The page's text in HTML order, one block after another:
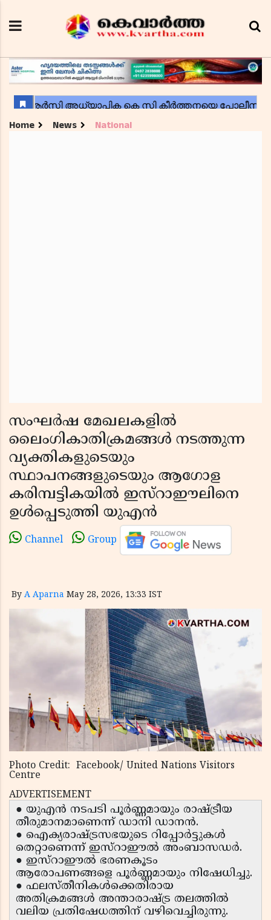
Home News National
സംഘർഷ മേഖലകളിൽ
ലൈംഗികാതിക്രമങ്ങൾ നടത്തുന്ന
വ്യക്തികളുടെയും
സ്ഥാപനങ്ങളുടെയും ആഗോള
കരിമ്പട്ടികയിൽ ഇസ്റാഈലിനെ
ഉൾപ്പെടുത്തി യുഎൻ
Channel Group
By A Aparna May 28, 2026, 13:33 IST
Photo Credit: Facebook/ United Nations Visitors
Centre
ADVERTISEMENT
● യുഎൻ നടപടി പൂർണ്ണമായും രാഷ്ട്രീയ
തീരുമാനമാണെന്ന് ഡാനി ഡാനൻ.
● ഐക്യരാഷ്ട്രസഭയുടെ റിപ്പോർട്ടുകൾ
തെറ്റാണെന്ന് ഇസ്റാഈൽ അംബാസഡർ.
● ഇസ്റാഈൽ ഭരണകൂടം
ആരോപണങ്ങളെ പൂർണ്ണമായും നിഷേധിച്ചു.
● ഫലസ്തീനികൾക്കെതിരായ
അതിക്രമങ്ങൾ അന്താരാഷ്ട്ര തലത്തിൽ
വലിയ പ്രതിഷേധത്തിന് വഴിവെച്ചിരുന്നു.